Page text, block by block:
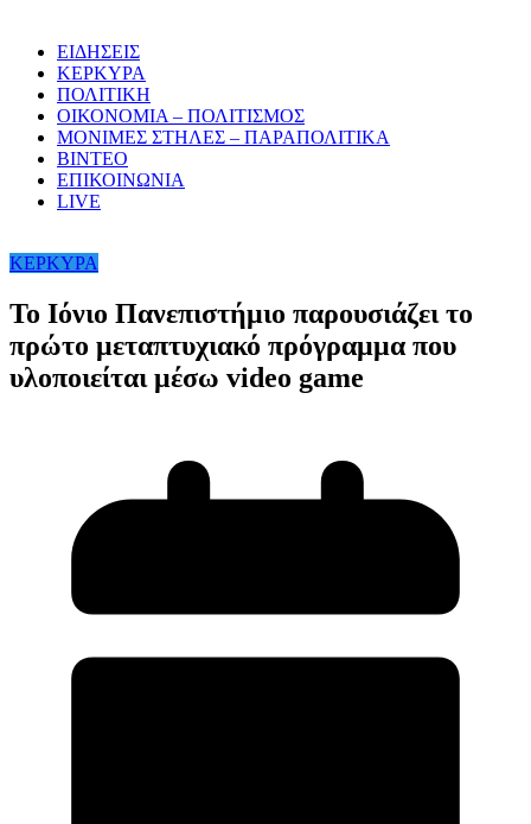
ΕΙΔΗΣΕΙΣ
ΚΕΡΚΥΡΑ
ΠΟΛΙΤΙΚΗ
ΟΙΚΟΝΟΜΙΑ – ΠΟΛΙΤΙΣΜΟΣ
ΜΟΝΙΜΕΣ ΣΤΗΛΕΣ – ΠΑΡΑΠΟΛΙΤΙΚΑ
ΒΙΝΤΕΟ
ΕΠΙΚΟΙΝΩΝΙΑ
LIVE
ΚΕΡΚΥΡΑ
Το Ιόνιο Πανεπιστήμιο παρουσιάζει το
πρώτο μεταπτυχιακό πρόγραμμα που
υλοποιείται μέσω video game